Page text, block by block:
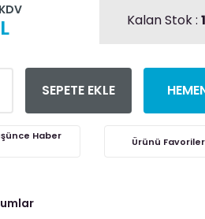
Kalan Stok :
SEPETE EKLE
Haber